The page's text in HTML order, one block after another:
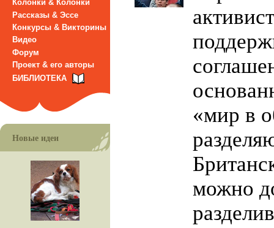
Колонки & Колонки
Рассказы & Эссе
Конкурсы & Викторины
Видео
Форум
Проект & его авторы
БИБЛИОТЕКА
Новые идеи
«мир в
можно